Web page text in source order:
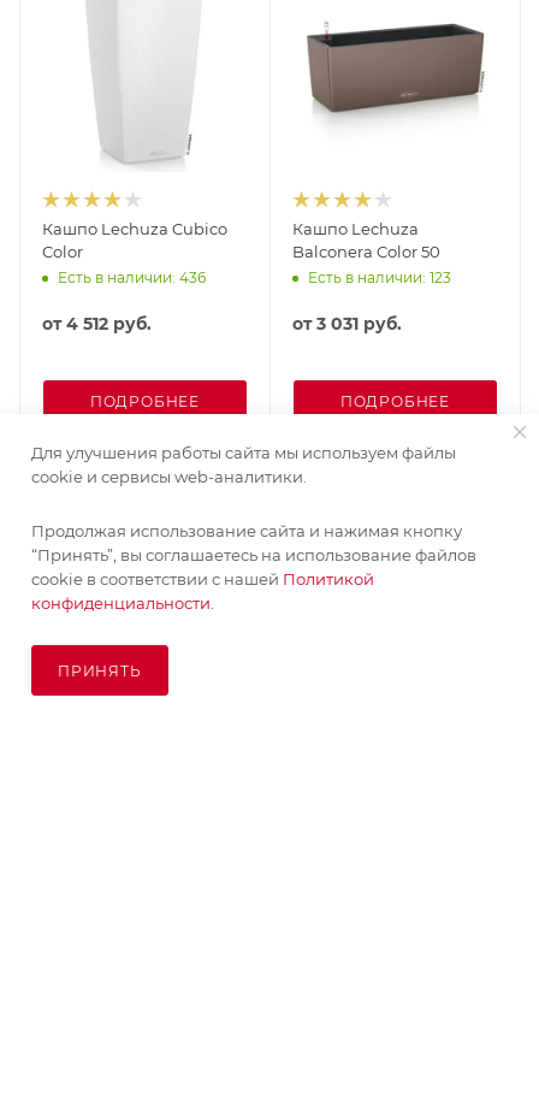
Кашпо Lechuza Cubico
Color
Есть в наличии: 436
от4 512 руб.
ПОДРОБНЕЕ
Кашпо Lechuza
Balconera Color 50
Есть в наличии: 123
от3 031 руб.
ПОДРОБНЕЕ
Для улучшения работы сайта мы используем файлы
cookie и сервисы web-аналитики.
Продолжая использование сайта и нажимая кнопку
“Принять”, вы соглашаетесь на использование файлов
cookie в соответствии с нашей Политикой
конфиденциальности.
ПРИНЯТЬ